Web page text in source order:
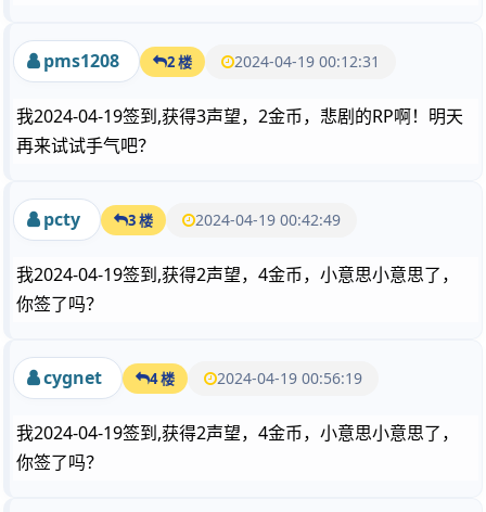
pms1208 2 楼 2024-04-19 00:12:31
我2024-04-19签到,获得3声望，2金币，悲剧的RP啊！明天
再来试试手气吧？
pcty 3 楼 2024-04-19 00:42:49
我2024-04-19签到,获得2声望，4金币，小意思小意思了，
你签了吗？
cygnet 4 楼 2024-04-19 00:56:19
我2024-04-19签到,获得2声望，4金币，小意思小意思了，
你签了吗？